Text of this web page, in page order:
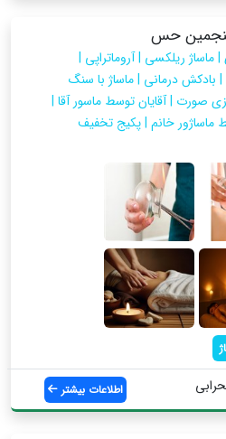
حس
| ماساژ ریلکسی | آروماتراپی |
| بادکش درمانی | ماساژ با سنگ
صورت | آقایان توسط ماسور آقا |
ماساژور خانم | پکیج تخفیف
اطلاعات بیشتر